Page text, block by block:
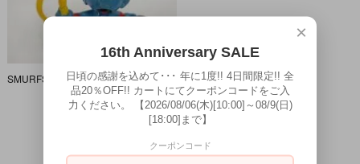
SMURFS/スマーフ・PVCフィギュア 「猛獣使い」 20115
SOLD OUT
×
16th Anniversary SALE
日頃の感謝を込めて･･･ 年に1度!! 4日間限定!! 全
品20％OFF!! カートにてクーポンコードをご入
力ください。 【2026/08/06(木)[10:00]～08/9(日)
[18:00]まで】
クーポンコード